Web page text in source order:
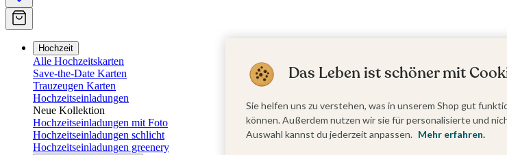
Hochzeit
Alle Hochzeitskarten
Save-the-Date Karten
Trauzeugen Karten
Hochzeitseinladungen
Neue Kollektion
Hochzeitseinladungen mit Foto
Hochzeitseinladungen schlicht
Hochzeitseinladungen greenery
Das Leben ist schöner mit
Sie helfen uns zu verstehen, was in unserem Shop gut
können. Außerdem nutzen wir sie für personalisierte und
Auswahl kannst du jederzeit anpassen. Mehr erfahren.